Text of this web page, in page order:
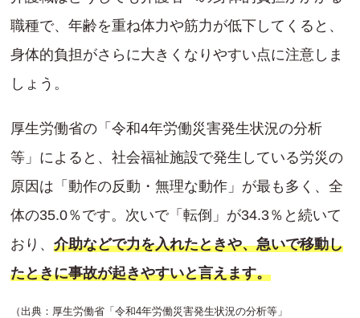
職種で、年齢を重ね体力や筋力が低下してくると、
身体的負担がさらに大きくなりやすい点に注意しま
しょう。
厚生労働省の「令和4年労働災害発生状況の分析
等」によると、社会福祉施設で発生している労災の
原因は「動作の反動・無理な動作」が最も多く、全
体の35.0％です。次いで「転倒」が34.3％と続いて
おり、 介助などで力を入れたときや、急いで移動し
たときに事故が起きやすいと言えます。
（出典：厚生労働省「令和4年労働災害発生状況の分析等」